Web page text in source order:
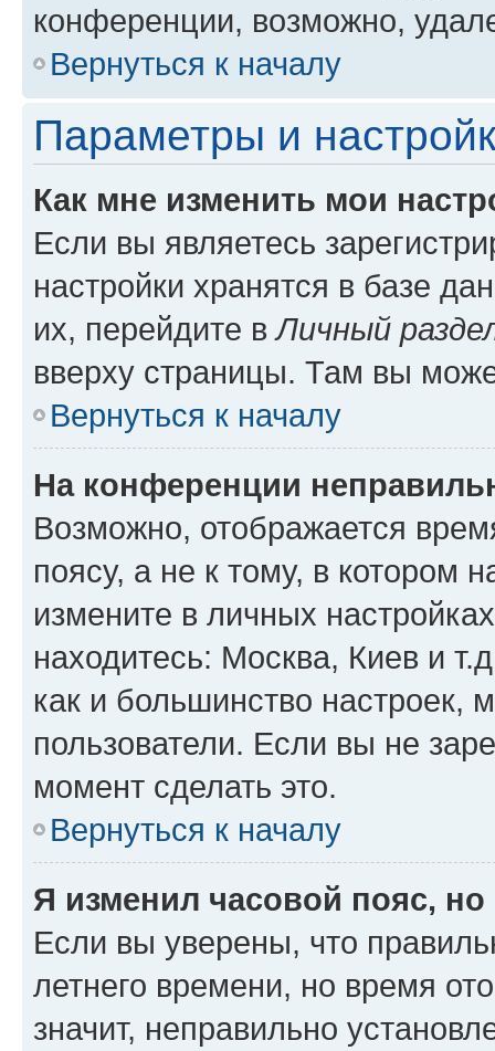
конференции, возможно,
Вернуться к началу
Параметры и
Как мне изменить мои
Если вы являетесь
настройки хранятся в базе
их, перейдите вЛичный
вверху страницы. Там вы
Вернуться к началу
На конференции
Возможно, отображается
поясу, а не к тому, в котором
измените в личных
находитесь: Москва, Киев и
как и большинство настроек,
пользователи. Если вы не
момент сделать это.
Вернуться к началу
Я изменил часовой пояс,
Если вы уверены, что
летнего времени, но время
значит, неправильно